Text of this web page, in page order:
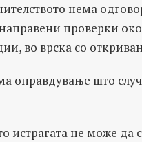
нема
проверки
во врска со
оправдување што
истрагата не може да